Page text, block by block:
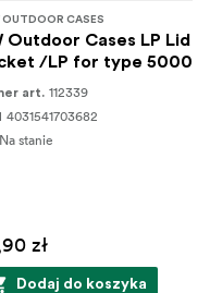
OUTDOOR CASES
Outdoor Cases LP Lid
/LP for type 5000
art. 112339
4031541703682
Na stanie
zł
Dodaj do koszyka